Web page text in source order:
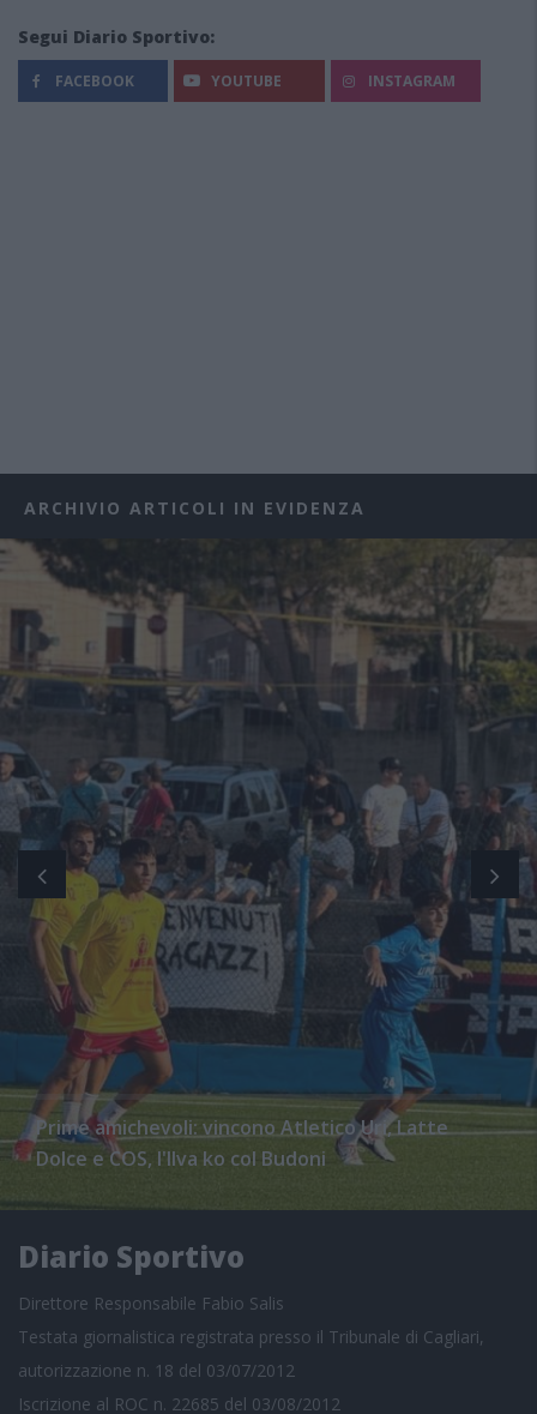
Segui Diario Sportivo:
FACEBOOK YOUTUBE INSTAGRAM
ARCHIVIO ARTICOLI IN EVIDENZA
Prime amichevoli: vincono Atletico Uri, Latte
Dolce e COS, l'Ilva ko col Budoni
Diario Sportivo
Direttore Responsabile Fabio Salis
Testata giornalistica registrata presso il Tribunale di Cagliari,
autorizzazione n. 18 del 03/07/2012
Iscrizione al ROC n. 22685 del 03/08/2012